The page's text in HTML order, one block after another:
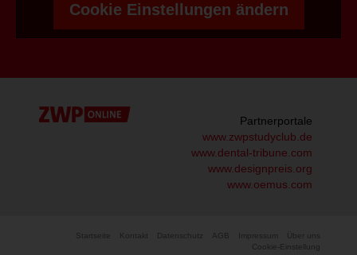
Cookie Einstellungen ändern
Partnerportale
www.zwpstudyclub.de
www.dental-tribune.com
www.designpreis.org
www.oemus.com
Startseite Kontakt Datenschutz AGB Impressum
Über uns
Cookie-Einstellung